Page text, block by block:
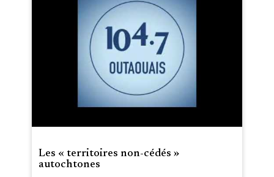
Les « territoires non-cédés »
autochtones